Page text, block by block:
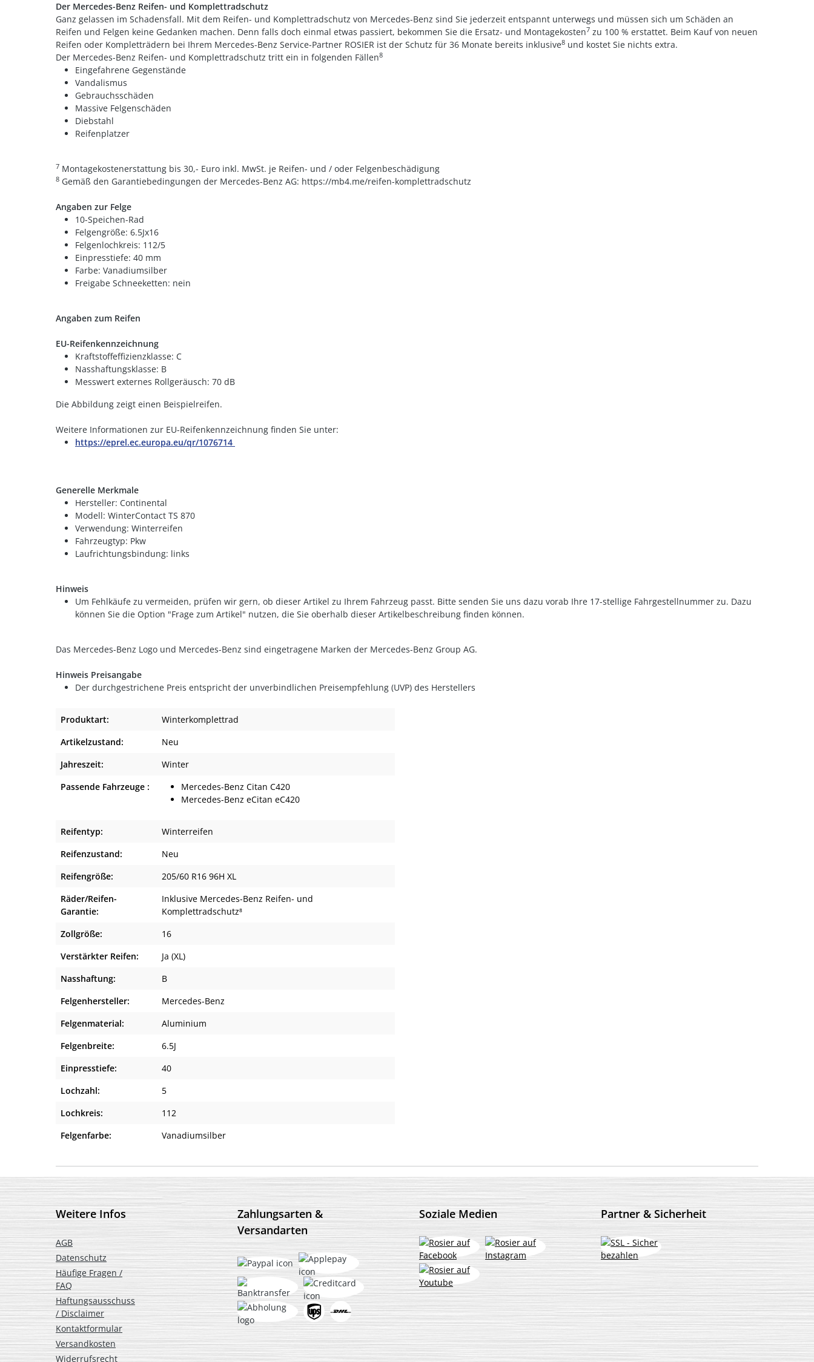
Der Mercedes-Benz Reifen- und Komplettradschutz
Ganz gelassen im Schadensfall. Mit dem Reifen- und Komplettradschutz von Mercedes-Benz sind Sie jederzeit entspannt unterwegs und müssen sich um Schäden an
Reifen und Felgen keine Gedanken machen. Denn falls doch einmal etwas passiert, bekommen Sie die Ersatz- und Montagekosten7 zu 100 % erstattet. Beim Kauf von neuen
Reifen oder Kompletträdern bei Ihrem Mercedes-Benz Service-Partner ROSIER ist der Schutz für 36 Monate bereits inklusive8 und kostet Sie nichts extra.
Der Mercedes-Benz Reifen- und Komplettradschutz tritt ein in folgenden Fällen8
Eingefahrene Gegenstände
Vandalismus
Gebrauchsschäden
Massive Felgenschäden
Diebstahl
Reifenplatzer
7 Montagekostenerstattung bis 30,- Euro inkl. MwSt. je Reifen- und / oder Felgenbeschädigung
8 Gemäß den Garantiebedingungen der Mercedes-Benz AG: https://mb4.me/reifen-komplettradschutz
Angaben zur Felge
10-Speichen-Rad
Felgengröße: 6.5Jx16
Felgenlochkreis: 112/5
Einpresstiefe: 40 mm
Farbe: Vanadiumsilber
Freigabe Schneeketten: nein
Angaben zum Reifen
EU-Reifenkennzeichnung
Kraftstoffeffizienzklasse: C
Nasshaftungsklasse: B
Messwert externes Rollgeräusch: 70 dB
Die Abbildung zeigt einen Beispielreifen.
Weitere Informationen zur EU-Reifenkennzeichnung finden Sie unter:
https://eprel.ec.europa.eu/qr/1076714
Generelle Merkmale
Hersteller: Continental
Modell: WinterContact TS 870
Verwendung: Winterreifen
Fahrzeugtyp: Pkw
Laufrichtungsbindung: links
Hinweis
Um Fehlkäufe zu vermeiden, prüfen wir gern, ob dieser Artikel zu Ihrem Fahrzeug passt. Bitte senden Sie uns dazu vorab Ihre 17-stellige Fahrgestellnummer zu. Dazu
können Sie die Option "Frage zum Artikel" nutzen, die Sie oberhalb dieser Artikelbeschreibung finden können.
Das Mercedes-Benz Logo und Mercedes-Benz sind eingetragene Marken der Mercedes-Benz Group AG.
Hinweis Preisangabe
Der durchgestrichene Preis entspricht der unverbindlichen Preisempfehlung (UVP) des Herstellers
Produktart:
Winterkomplettrad
Artikelzustand:
Neu
Jahreszeit:
Winter
Passende Fahrzeuge :
Mercedes-Benz Citan C420
Mercedes-Benz eCitan eC420
Reifentyp:
Winterreifen
Reifenzustand:
Neu
Reifengröße:
205/60 R16 96H XL
Räder/Reifen-
Garantie:
Inklusive Mercedes-Benz Reifen- und
Komplettradschutz⁸
Zollgröße:
16
Verstärkter Reifen:
Ja (XL)
Nasshaftung:
B
Felgenhersteller:
Mercedes-Benz
Felgenmaterial:
Aluminium
Felgenbreite:
6.5J
Einpresstiefe:
40
Lochzahl:
5
Lochkreis:
112
Felgenfarbe:
Vanadiumsilber
Weitere Infos
AGB
Datenschutz
Häufige Fragen /
FAQ
Haftungsausschuss
/ Disclaimer
Kontaktformular
Versandkosten
Widerrufsrecht
Zahlungsarten &
Versandarten
Soziale Medien Partner & Sicherheit